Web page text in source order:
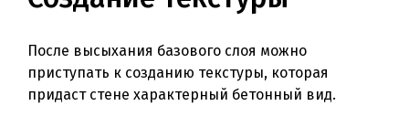
После высыхания базового слоя можно
приступать к созданию текстуры, которая
придаст стене характерный бетонный вид.